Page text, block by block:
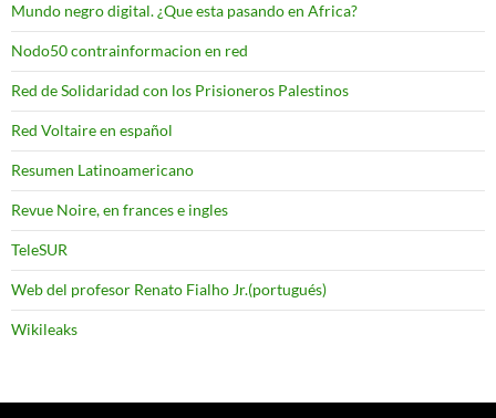
Mundo negro digital. ¿Que esta pasando en Africa?
Nodo50 contrainformacion en red
Red de Solidaridad con los Prisioneros Palestinos
Red Voltaire en español
Resumen Latinoamericano
Revue Noire, en frances e ingles
TeleSUR
Web del profesor Renato Fialho Jr.(portugués)
Wikileaks